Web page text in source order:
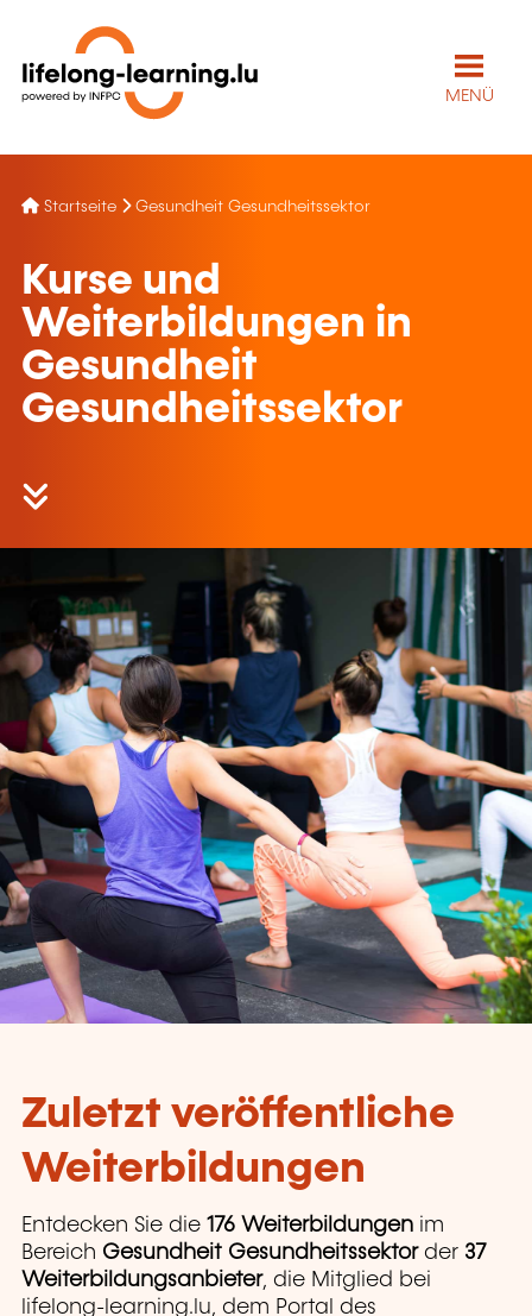
MENÜ
Startseite Gesundheit Gesundheitssektor
Kurse und
Weiterbildungen in
Gesundheit
Gesundheitssektor
Zuletzt veröffentliche
Weiterbildungen
Entdecken Sie die 176 Weiterbildungen im
Bereich Gesundheit Gesundheitssektorder 37
Weiterbildungsanbieter, die Mitglied bei
lifelong-learning.lu, dem Portal des